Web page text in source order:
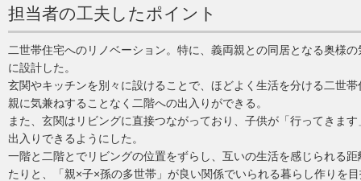
担当者の工夫したポイント
二世帯住宅へのリノベーション。特に、義両親との同居となる奥様
に設計した。
玄関やキッチンを別々に設けることで、ほどよく生活を分ける二世
親に気兼ねすることなく二階への出入りができる。
また、玄関はリビングに直接つながっており、子供が「行ってきま
出入りできるようにした。
一階と二階とでリビングの位置をずらし、互いの生活を感じられる
たりと、「親×子×孫の多世帯」が良い関係でいられる暮らし作りを